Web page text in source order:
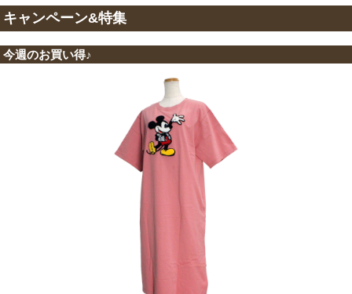
キャンペーン&特集
今週のお買い得♪